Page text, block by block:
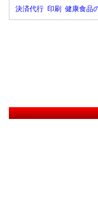
決済代行 印刷 健康食品